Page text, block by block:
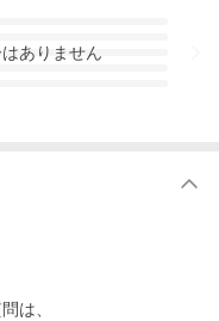
のお品となっており
(店舗休業日を除く)</font
ことがございますの
ありません
は、